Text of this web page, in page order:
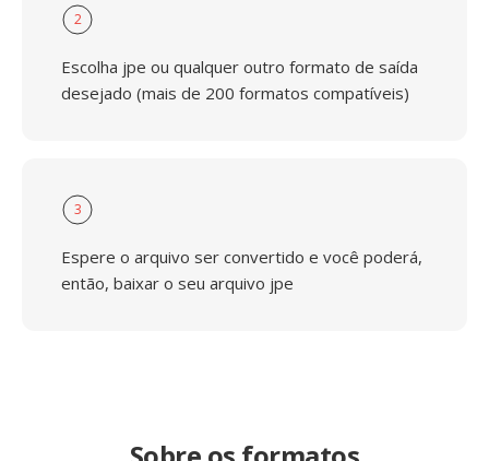
2
Escolha jpe ou qualquer outro formato de saída
desejado (mais de 200 formatos compatíveis)
3
Espere o arquivo ser convertido e você poderá,
então, baixar o seu arquivo jpe